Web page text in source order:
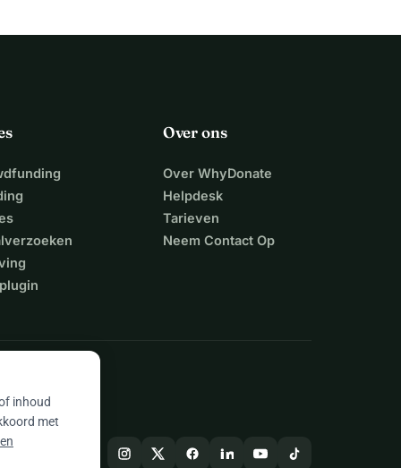
Over ons
Over WhyDonate
Helpdesk
Tarieven
Neem Contact Op
inhoud
met